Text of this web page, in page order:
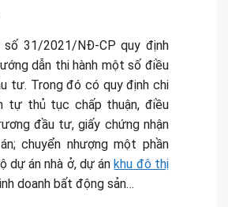
số 31/2021/NĐ-CP quy định
dẫn thi hành một số điều
tư. Trong đó có quy định chi
tự thủ tục chấp thuận, điều
đầu tư, giấy chứng nhận
chuyển nhượng một phần
dự án nhà ở, dự ánkhu đô thị
doanh bất động sản…